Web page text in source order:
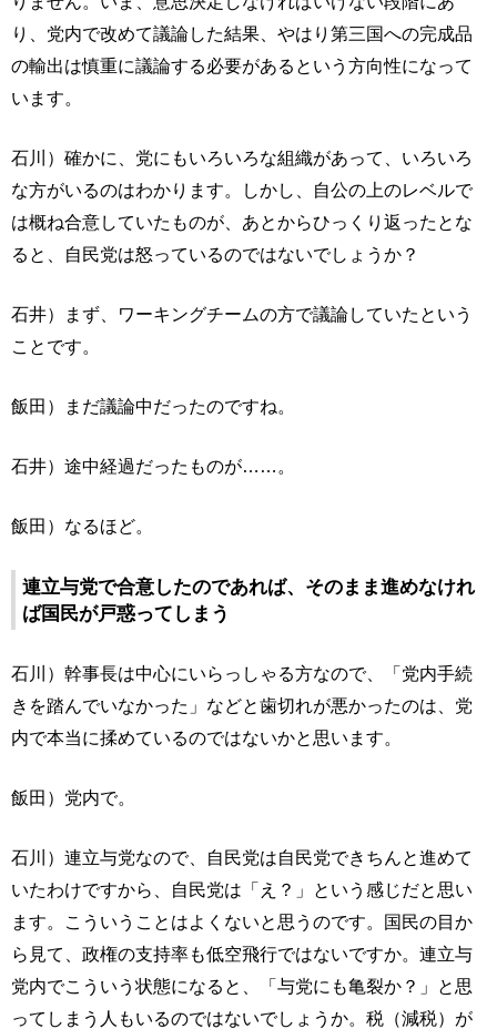
り、党内で改めて議論した結果、やはり第三国への完成品
の輸出は慎重に議論する必要があるという方向性になって
います。
石川）確かに、党にもいろいろな組織があって、いろいろ
な方がいるのはわかります。しかし、自公の上のレベルで
は概ね合意していたものが、あとからひっくり返ったとな
ると、自民党は怒っているのではないでしょうか？
石井）まず、ワーキングチームの方で議論していたという
ことです。
飯田）まだ議論中だったのですね。
石井）途中経過だったものが……。
飯田）なるほど。
連立与党で合意したのであれば、そのまま進めなけれ
ば国民が戸惑ってしまう
石川）幹事長は中心にいらっしゃる方なので、「党内手続
きを踏んでいなかった」などと歯切れが悪かったのは、党
内で本当に揉めているのではないかと思います。
飯田）党内で。
石川）連立与党なので、自民党は自民党できちんと進めて
いたわけですから、自民党は「え？」という感じだと思い
ます。こういうことはよくないと思うのです。国民の目か
ら見て、政権の支持率も低空飛行ではないですか。連立与
党内でこういう状態になると、「与党にも亀裂か？」と思
ってしまう人もいるのではないでしょうか。税（減税）が